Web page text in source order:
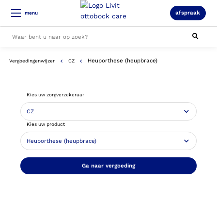
menu afspraak
Alle resultaten
Vergoedingenwijzer CZ Heuporthese (heupbrace)
Kies uw zorgverzekeraar
Kies uw product
Ga naar vergoeding